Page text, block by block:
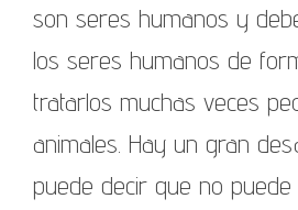
son seres humanos y
los seres humanos de
tratarlos muchas veces
animales. Hay un gran
puede decir que no